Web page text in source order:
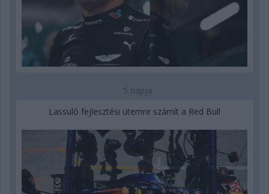
5 napja
Lassuló fejlesztési ütemre számít a Red Bull